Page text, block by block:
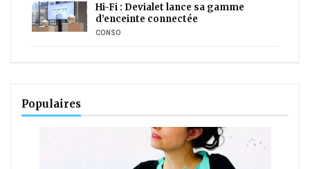
Hi-Fi : Devialet lance sa gamme
d’enceinte connectée
CONSO
Populaires